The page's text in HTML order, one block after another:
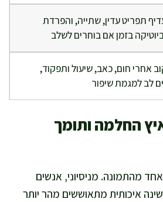
תפריט עדין, שתייה, והפרדת
בזמן אם בוחרים לשלב
אחרי חום, כאב, שיעול ותפקוד,
לב למגמת שיפור
החלמה ותומך
מהתמונה. מניסיוני, אנשים
איכותית מתאוששים מהר יותר